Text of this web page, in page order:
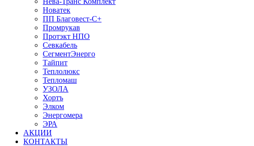
Новатек
ПП Благовест-С+
Промрукав
Протэкт НПО
Севкабель
СегментЭнерго
Тайпит
Теплолюкс
Тепломаш
УЗОЛА
Хортъ
Элком
Энергомера
ЭРА
АКЦИИ
КОНТАКТЫ